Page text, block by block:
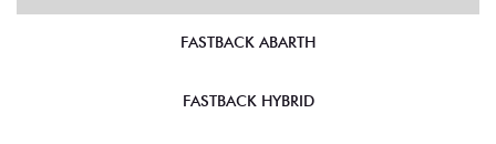
FASTBACK ABARTH
FASTBACK HYBRID